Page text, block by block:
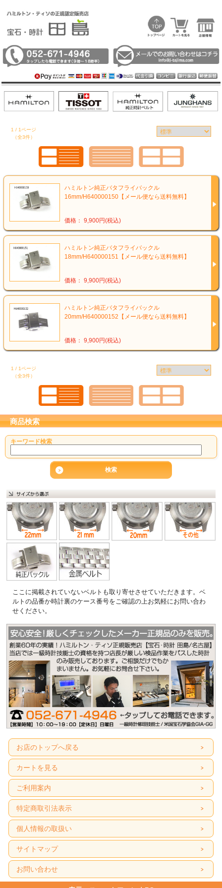
1 / 1ページ
（全3件）
ハミルトン純正バタフライバックル
16mm/H640000150【メール便なら送料無料】
価格： 9,900円(税込)
ハミルトン純正バタフライバックル
18mm/H640000151【メール便なら送料無料】
価格： 9,900円(税込)
ハミルトン純正バタフライバックル
20mm/H640000152【メール便なら送料無料】
価格： 9,900円(税込)
1 / 1ページ
（全3件）
商品検索
キーワード検索
ここに掲載されていないベルトも取り寄せさせていただきます。ベ
ルトの品番か時計裏のケース番号をご確認の上お気軽にお問い合わ
せください。
お店のトップへ戻る
カートを見る
ご利用案内
特定商取引法表示
個人情報の取扱い
サイトマップ
お問い合わせ